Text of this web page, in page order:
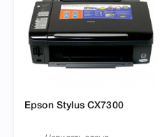
Epson Stylus CX7300